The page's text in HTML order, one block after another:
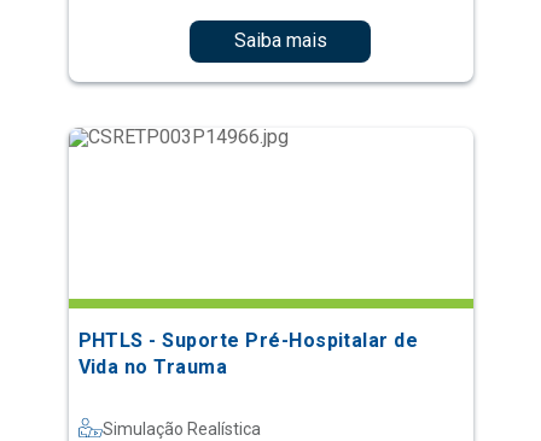
Saiba mais
PHTLS - Suporte Pré-Hospitalar de
Vida no Trauma
Simulação Realística